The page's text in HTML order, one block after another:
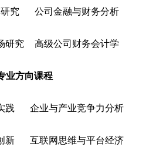
究 公司金融与财务分析
研究 高级公司财务会计学
业方向课程
践 企业与产业竞争力分析
新 互联网思维与平台经济